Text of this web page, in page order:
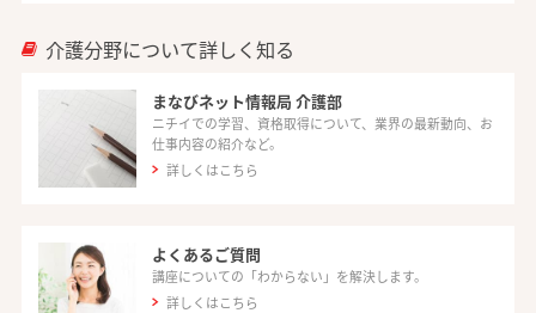
介護分野について詳しく知る
まなびネット情報局 介護部
ニチイでの学習、資格取得について、業界の最新動向、お
仕事内容の紹介など。
詳しくはこちら
よくあるご質問
講座についての「わからない」を解決します。
詳しくはこちら